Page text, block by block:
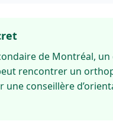
de Montréal,
rencontrer un
une conseillère